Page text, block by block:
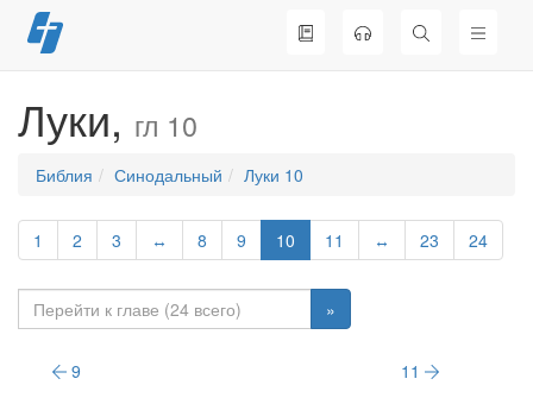
Перейти
к
Луки, гл 10
Библия Синодальный Луки 10
1 2 3 ↔ 8 9 10 11 ↔ 23 24
»
9 11